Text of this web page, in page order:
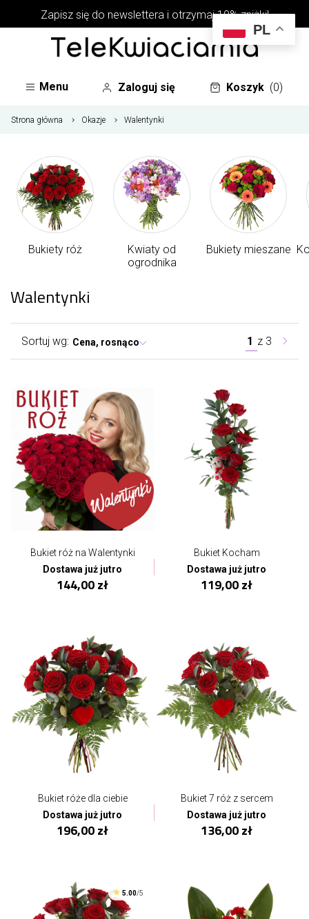
Zapisz się do newslettera i otrzymaj 10% zniżki!
Menu Zaloguj się Koszyk (0)
Strona główna Okazje Walentynki
Bukiety róż
Kwiaty od
ogrodnika
Bukiety mieszane
Walentynki
Sortuj wg: Cena, rosnąco 1 z 3
Bukiet róż na Walentynki
Dostawa już jutro
144,00 zł
Bukiet Kocham
Dostawa już jutro
119,00 zł
Bukiet róże dla ciebie
Dostawa już jutro
196,00 zł
Bukiet 7 róż z sercem
Dostawa już jutro
136,00 zł
5.00/5
PL